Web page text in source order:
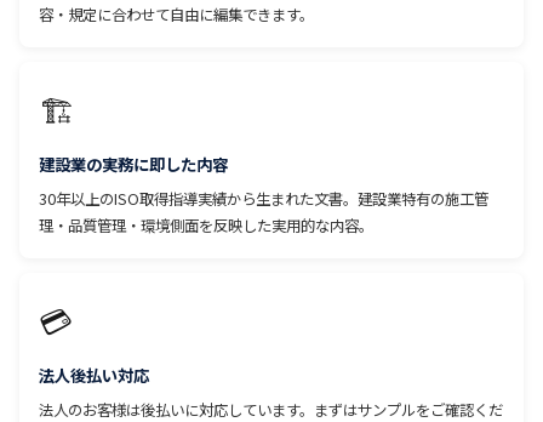
容・規定に合わせて自由に編集できます。
🏗️
建設業の実務に即した内容
30年以上のISO取得指導実績から生まれた文書。建設業特有の施工管
理・品質管理・環境側面を反映した実用的な内容。
💳
法人後払い対応
法人のお客様は後払いに対応しています。まずはサンプルをご確認くだ